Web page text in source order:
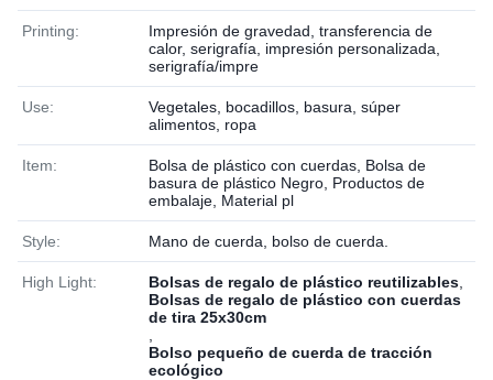
Printing:
Impresión de gravedad, transferencia de
calor, serigrafía, impresión personalizada,
serigrafía/impre
Use:
Vegetales, bocadillos, basura, súper
alimentos, ropa
Item:
Bolsa de plástico con cuerdas, Bolsa de
basura de plástico Negro, Productos de
embalaje, Material pl
Style: Mano de cuerda, bolso de cuerda.
High Light: Bolsas de regalo de plástico reutilizables
Bolsas de regalo de plástico con cuerdas
de tira 25x30cm
Bolso pequeño de cuerda de tracción
ecológico